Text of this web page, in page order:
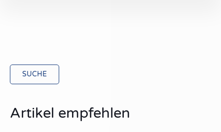
SUCHE
Artikel empfehlen